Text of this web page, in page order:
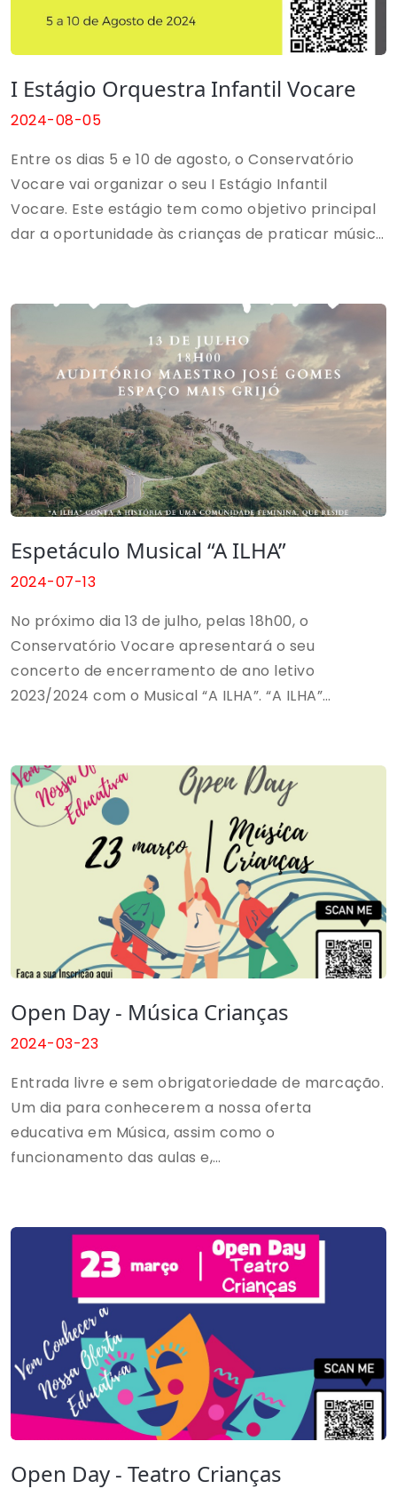
I Estágio Orquestra Infantil Vocare
2024-08-05
Entre os dias 5 e 10 de agosto, o Conservatório
Vocare vai organizar o seu I Estágio Infantil
Vocare. Este estágio tem como objetivo principal
dar a oportunidade às crianças de praticar música
competências musicais individuais e sociais,
através da prática orquestral em
formato de estágio.
Espetáculo Musical “A ILHA”
2024-07-13
No próximo dia 13 de julho, pelas 18h00, o
Conservatório Vocare apresentará o seu
concerto de encerramento de ano letivo
2023/2024 com o Musical “A ILHA”. “A ILHA”
todo o seu talento e dedicação. Este evento é uma
oportunidade única para ver jovens artistas em
ascensão, oferecendo uma experiência musical
inesquecível para todos os presentes. Contamos
com a sua presença para aplaudir e apoiar os
nossos talentosos artistas. Esperamos por si!
Open Day - Música Crianças
2024-03-23
Entrada livre e sem obrigatoriedade de marcação.
Um dia para conhecerem a nossa oferta
educativa em Música, assim como o
funcionamento das aulas e,
Open Day - Teatro Crianças